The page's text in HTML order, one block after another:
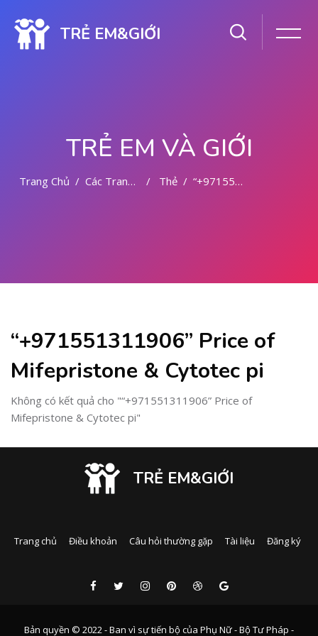
TRẺ EM&GIỚI
TRẺ EM VÀ GIỚI
Trang Chủ Các Trang Của Hệ Thống Thẻ “+971551311906” Price Of Mifepristone & Cytotec Pi
“+971551311906” Price of
Mifepristone & Cytotec pi
Không có kết quả cho "“+971551311906” Price of
Mifepristone & Cytotec pi"
TRẺ EM&GIỚI
Trang chủ Điều khoản Câu hỏi thường gặp Tài liệu Đăng ký
Bản quyền © 2022 - Ban vì sự tiến bộ của Phụ Nữ - Bộ Tư Pháp -